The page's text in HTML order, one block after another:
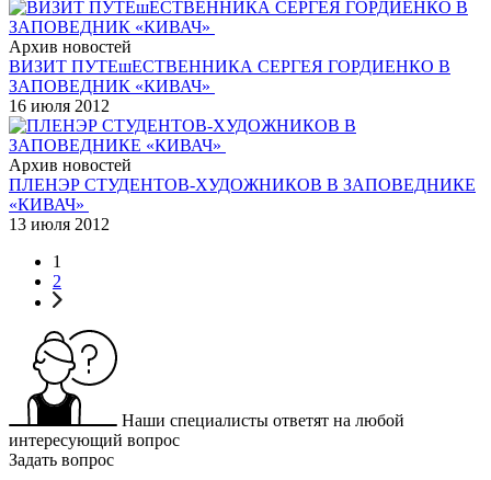
Архив новостей
ВИЗИТ ПУТЕшЕСТВЕННИКА СЕРГЕЯ ГОРДИЕНКО В
ЗАПОВЕДНИК «КИВАЧ»
16 июля 2012
Архив новостей
ПЛЕНЭР СТУДЕНТОВ-ХУДОЖНИКОВ В ЗАПОВЕДНИКЕ
«КИВАЧ»
13 июля 2012
1
2
Наши специалисты ответят на любой
интересующий вопрос
Задать вопрос